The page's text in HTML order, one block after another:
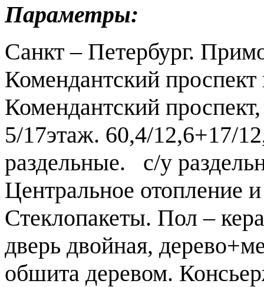
Параметры:
Санкт – Петербург.
Комендантский
Комендантский
5/17этаж. 60,4/12,6+17/
раздельные. с/у
Центральное отопление
Стеклопакеты. Пол –
дверь двойная,
обшита деревом.